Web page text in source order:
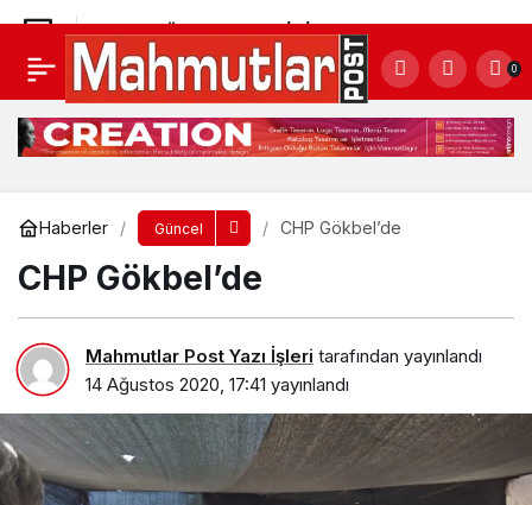
0
Haberler Güncel CHP Gökbel’de
CHP Gökbel’de
Mahmutlar Post Yazı İşleri tarafından yayınlandı
14 Ağustos 2020, 17:41 yayınlandı
1-4 EYLÜL 2020 TARİHİNDE 30.sunu
PLANLADIĞIMIZ ALANYA TRİATLONU FAALİYET
TAKVİMİNDEN ÇIKARILMIŞTIR.
Yorum Yap Paylaş